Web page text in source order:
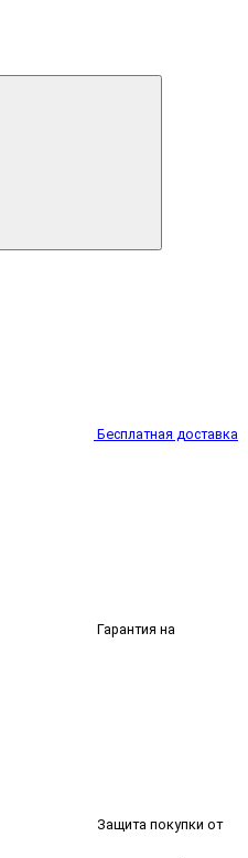
Бесплатная доставка
Гарантия на
Защита покупки от